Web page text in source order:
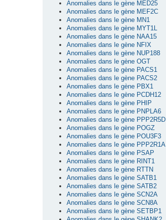
Anomalies dans le gène MED25
Anomalies dans le gène MEF2C
Anomalies dans le gène MN1
Anomalies dans le gène MYT1L
Anomalies dans le gène NAA15
Anomalies dans le gène NFIX
Anomalies dans le gène NUP188
Anomalies dans le gène OGT
Anomalies dans le gène PACS1
Anomalies dans le gène PACS2
Anomalies dans le gène PBX1
Anomalies dans le gène PCDH12
Anomalies dans le gène PHIP
Anomalies dans le gène PNPLA6
Anomalies dans le gène PPP2R5D
Anomalies dans le gène POGZ
Anomalies dans le gène POU3F3
Anomalies dans le gène PPP2R1A
Anomalies dans le gène PSAP
Anomalies dans le gène RINT1
Anomalies dans le gène RTTN
Anomalies dans le gène SATB1
Anomalies dans le gène SATB2
Anomalies dans le gène SCN2A
Anomalies dans le gène SCN8A
Anomalies dans le gène SETBP1